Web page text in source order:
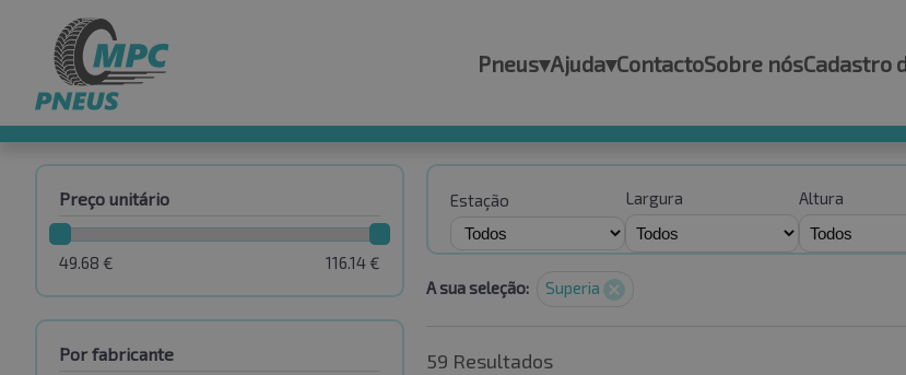
Pneus▾Ajuda▾ContactoSobre nósCadastro
Preço unitário
116.14 €
49.68 €
Por fabricante
Estação Largura Altura
A sua seleção: Superia
59 Resultados